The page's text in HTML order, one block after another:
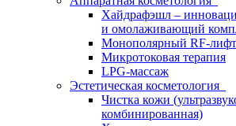
Хайдрафэшл –
и омолаживающий
Монополярный RF-
Микротоковая терапия
LPG-массаж
Эстетическая косметология
Чистка кожи
комбинированная)